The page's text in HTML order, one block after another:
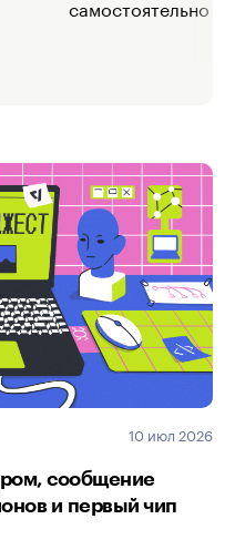
самостоятельно
10 июл 2026
сообщение
и первый чип